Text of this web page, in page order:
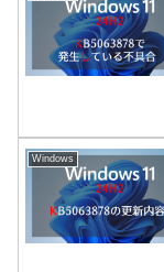
Windows